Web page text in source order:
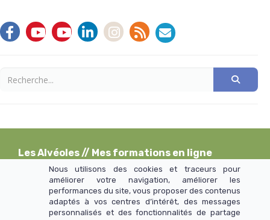
Les Alvéoles// Mes formations en ligne
>> Mentions légales et CGU
Nous utilisons des cookies et traceurs pour
améliorer votre navigation, améliorer les
performances du site, vous proposer des contenus
adaptés à vos centres d’intérêt, des messages
personnalisés et des fonctionnalités de partage